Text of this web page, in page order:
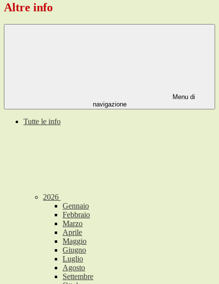
Altre info
Menu di
navigazione
Tutte le info
2026
Gennaio
Febbraio
Marzo
Aprile
Maggio
Giugno
Luglio
Agosto
Settembre